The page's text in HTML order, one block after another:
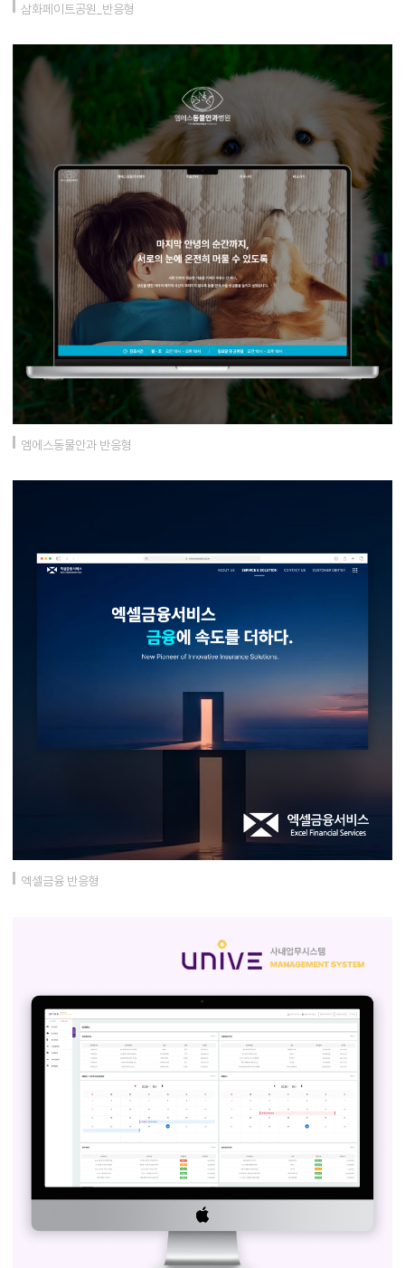
삼화페이트공원_반응형
엠에스동물안과 반응형
엑셀금융 반응형